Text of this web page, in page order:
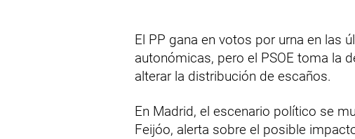
El PP gana en votos por urna en las
autonómicas, pero el PSOE toma la
alterar la distribución de escaños.
En Madrid, el escenario político se
Feijóo, alerta sobre el posible